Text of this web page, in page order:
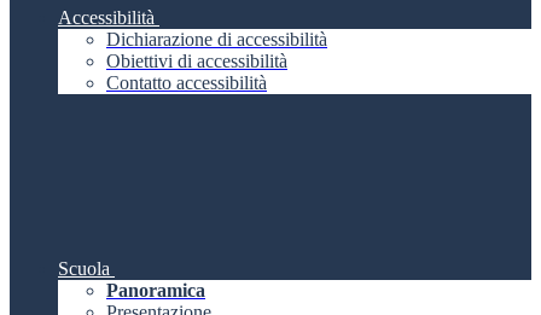
Accessibilità
Dichiarazione di accessibilità
Obiettivi di accessibilità
Contatto accessibilità
Scuola
Panoramica